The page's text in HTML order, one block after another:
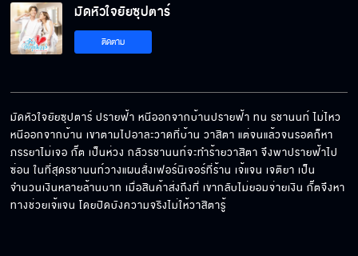
คนท้องเหนื่อยนะยะ
เขาด้วยตาตัวเองเถอะค่ะ
บ้านหลังนี้ มันนรกชัดๆ เคยโดนมาแล้วก็น่าจะรู้ดี
มัดหัวใจยัยซุปตาร์
ติดตาม
มัดหัวใจยัยซุปตาร์ ปรายฟ้า หนีออกจากบ้านปรายฟ้า ทน รชานนท์ ไม่ไหว
หนีออกจากบ้าน เขาตามไปอาละวาดที่บ้าน วาสิตา แต่จนแล้วจนรอดก็หา
ภรรยาไม่เจอ กั๊ต เป็นห่วง กลัวรชานนท์จะทำร้ายวาสิตา จึงพาปรายฟ้าไป
ซ่อน ในที่สุดรชานนท์วางแผนสั่งเฟอร์นิเจอร์ที่ร้าน เจ้แจน เจติยา เป็น
จำนวนเงินหลายล้านบาท เมื่อสินค้าส่งถึงที่ เขากลับไม่ยอมจ่ายเงิน กั๊ตจึงหา
ทางช่วยเจ้แจน โดยปิดบังความจริงไม่ให้วาสิตารู้